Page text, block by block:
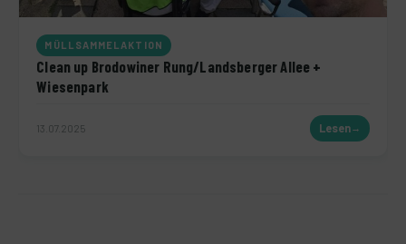
MÜLLSAMMELAKTION
Clean up Brodowiner Rung/Landsberger Allee +
Wiesenpark
13.07.2025 Lesen